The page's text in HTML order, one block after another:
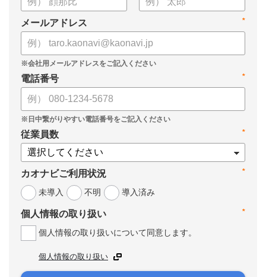
*
メールアドレス
*
電話番号
*
従業員数
*
カオナビご利用状況
未導入
不明 導入済み
*
個人情報の取り扱い
個人情報の取り扱いについて同意します。
個人情報の取り扱い